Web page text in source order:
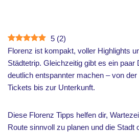
5 (2)
Florenz ist kompakt, voller Highlights
Städtetrip. Gleichzeitig gibt es ein paar
deutlich entspannter machen – von
Tickets bis zur Unterkunft.
Diese Florenz Tipps helfen dir,
Route sinnvoll zu planen und die Stadt